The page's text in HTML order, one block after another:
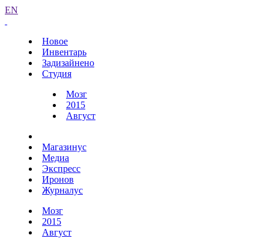
EN
Новое
Инвентарь
Задизайнено
Студия
Мозг
2015
Август
Магазинус
Медиа
Экспресс
Иронов
Журналус
Мозг
2015
Август